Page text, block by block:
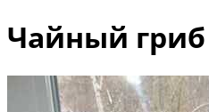
Чайный гриб